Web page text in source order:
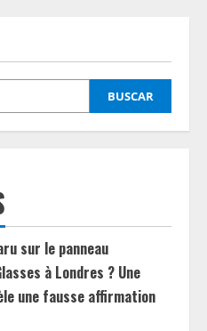
BUSCAR
sur le panneau
à Londres ? Une
une fausse affirmation